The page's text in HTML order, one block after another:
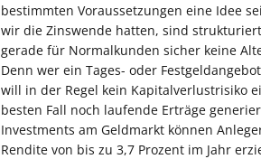
bestimmten Voraussetzungen eine Idee
wir die Zinswende hatten, sind
gerade für Normalkunden sicher keine
Denn wer ein Tages- oder
will in der Regel kein Kapitalverlustrisiko
besten Fall noch laufende Erträge
Investments am Geldmarkt können
Rendite von bis zu 3,7 Prozent im Jahr